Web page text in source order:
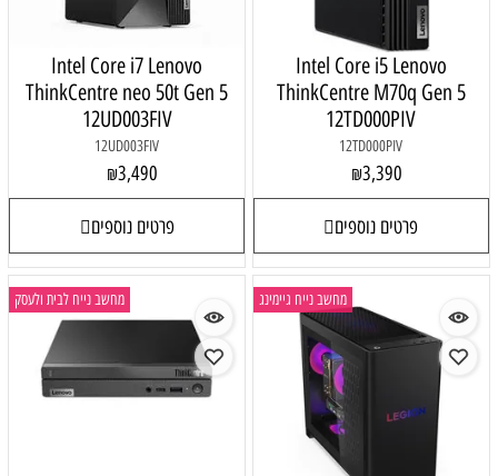
Intel Core i5 Lenovo
ThinkCentre M70q Gen 5
12TD000PIV
12TD000PIV
₪3,390
פרטים נוספים
Intel Core i7 Lenovo
ThinkCentre neo 50t Gen 5
12UD003FIV
12UD003FIV
₪3,490
פרטים נוספים
מחשב נייח גיימינג מחשב נייח לבית ולעסק